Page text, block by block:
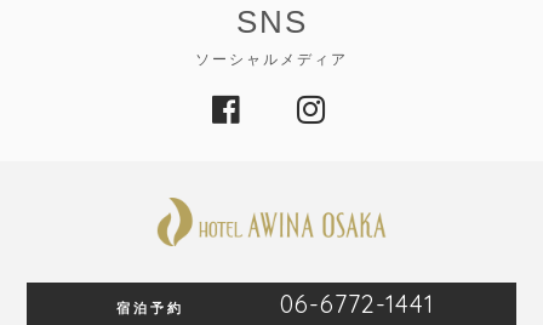
SNS
ソーシャルメディア
宿泊予約 06-6772-1441